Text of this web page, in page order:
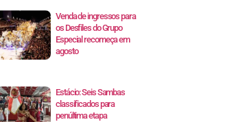
Venda de ingressos para
os Desfiles do Grupo
Especial recomeça em
agosto
Estácio: Seis Sambas
classificados para
penúltima etapa